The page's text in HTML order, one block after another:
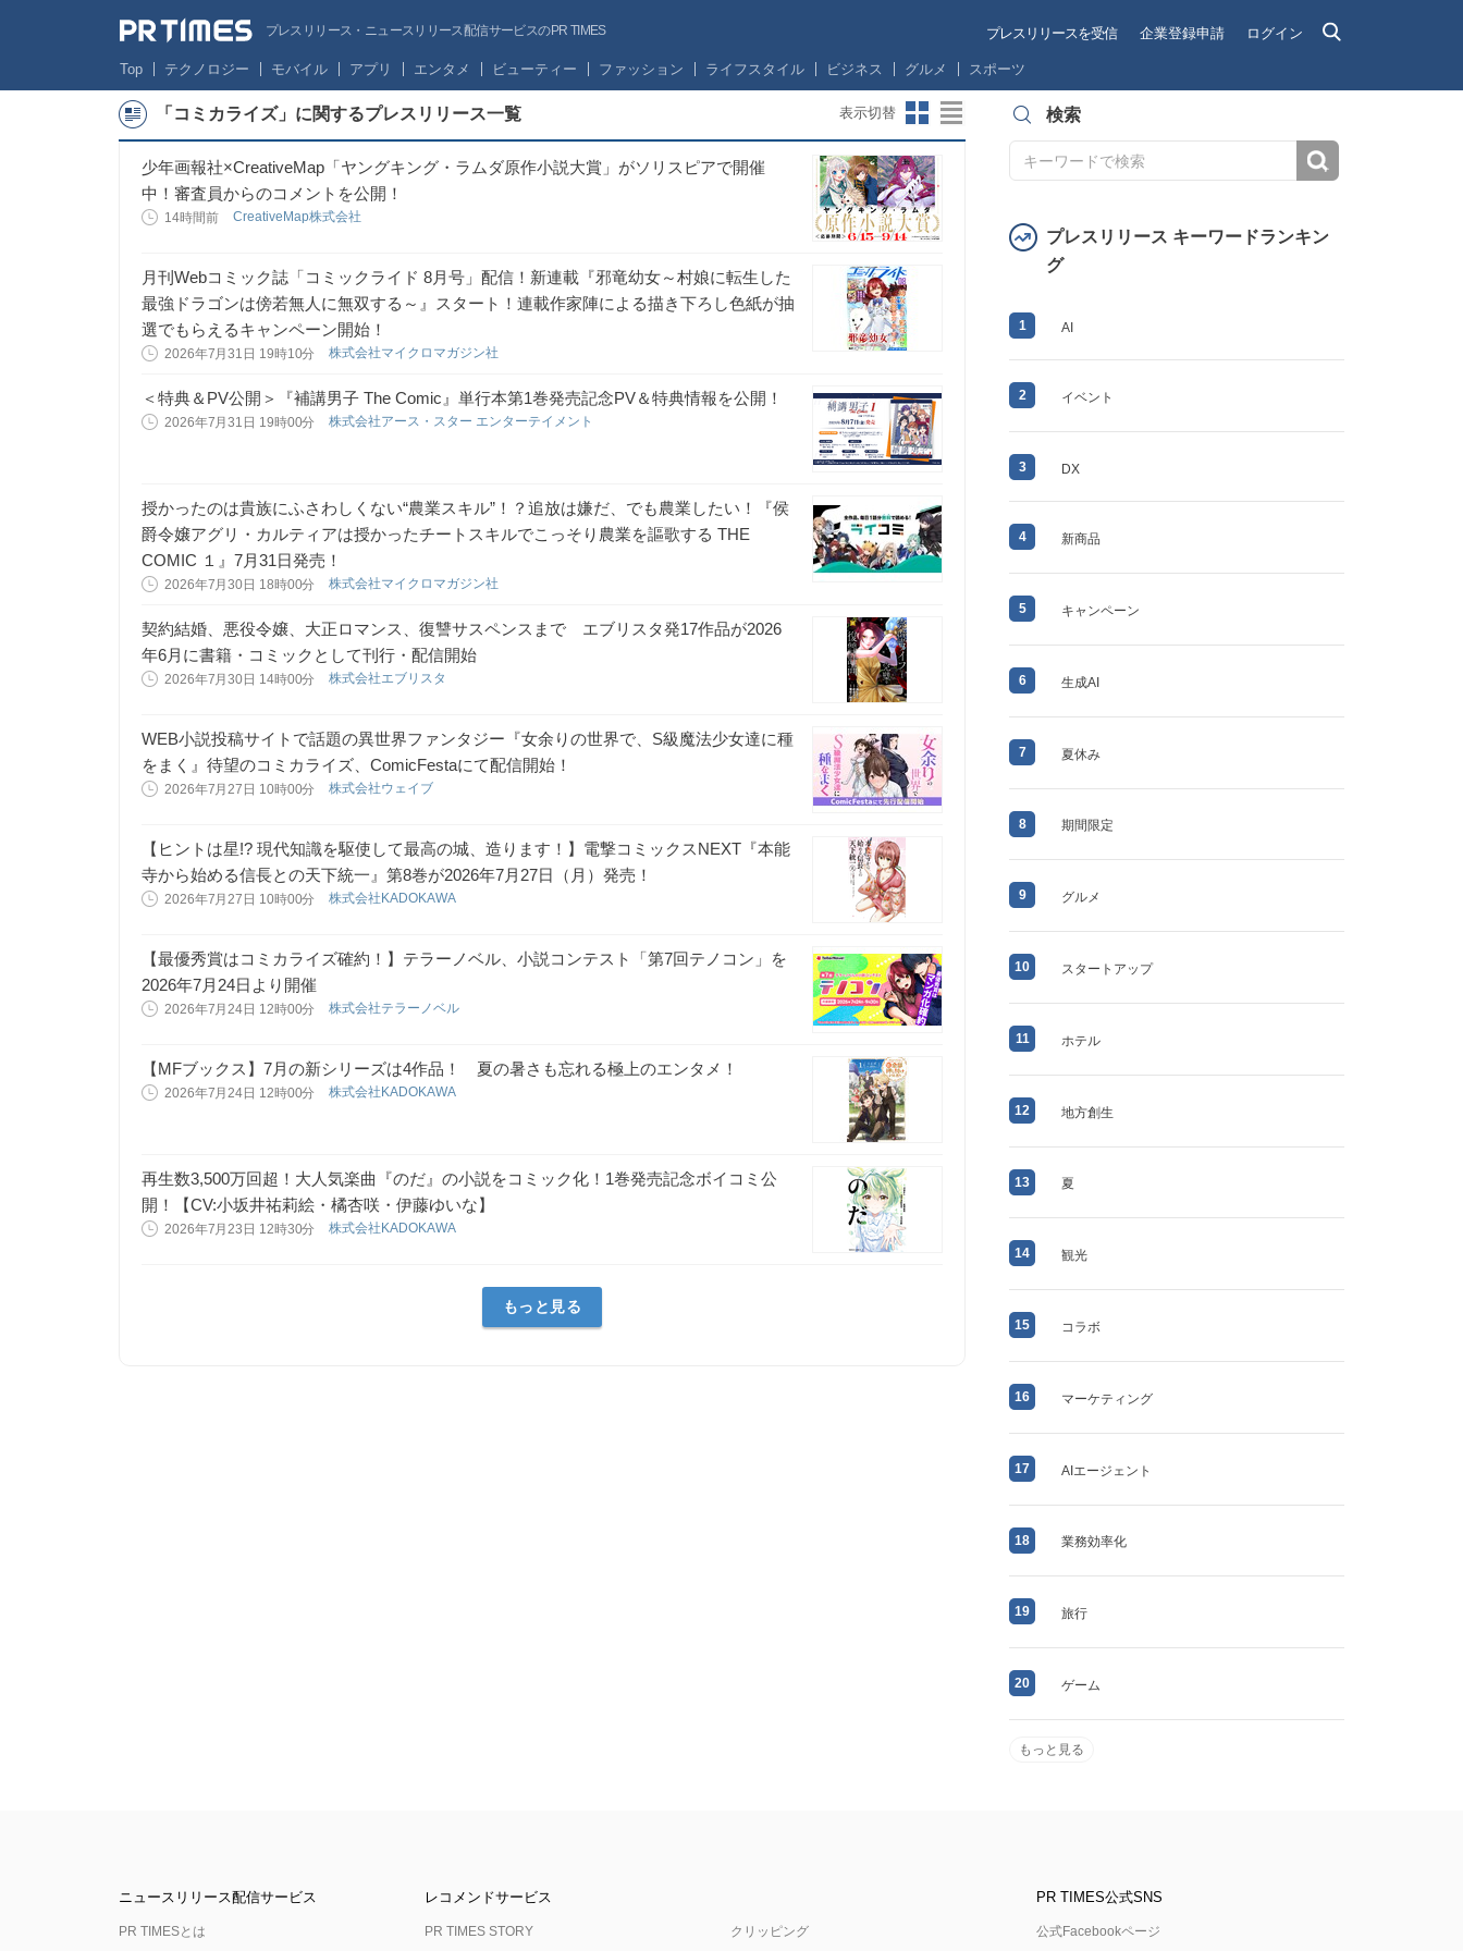
プレスリリース・ニュースリリース配信サービスのPR TIMES プレスリリースを受信 企業登録申請 ログイン
Top テクノロジー モバイル アプリ エンタメ ビューティー ファッション ライフスタイル ビジネス グルメ スポーツ
「コミカライズ」に関するプレスリリース一覧 表示切替
少年画報社×CreativeMap「ヤングキング・ラムダ原作小説大賞」がソリスピアで開催
中！審査員からのコメントを公開！
14時間前 CreativeMap株式会社
月刊Webコミック誌「コミックライド 8月号」配信！新連載『邪竜幼女～村娘に転生した
最強ドラゴンは傍若無人に無双する～』スタート！連載作家陣による描き下ろし色紙が抽
選でもらえるキャンペーン開始！
2026年7月31日 19時10分 株式会社マイクロマガジン社
＜特典＆PV公開＞『補講男子 The Comic』単行本第1巻発売記念PV＆特典情報を公開！
2026年7月31日 19時00分 株式会社アース・スター エンターテイメント
授かったのは貴族にふさわしくない“農業スキル”！？追放は嫌だ、でも農業したい！『侯
爵令嬢アグリ・カルティアは授かったチートスキルでこっそり農業を謳歌する THE
COMIC １』7月31日発売！
2026年7月30日 18時00分 株式会社マイクロマガジン社
契約結婚、悪役令嬢、大正ロマンス、復讐サスペンスまで エブリスタ発17作品が2026
年6月に書籍・コミックとして刊行・配信開始
2026年7月30日 14時00分 株式会社エブリスタ
WEB小説投稿サイトで話題の異世界ファンタジー『女余りの世界で、S級魔法少女達に種
をまく』待望のコミカライズ、ComicFestaにて配信開始！
2026年7月27日 10時00分 株式会社ウェイブ
【ヒントは星!? 現代知識を駆使して最高の城、造ります！】電撃コミックスNEXT『本能
寺から始める信長との天下統一』第8巻が2026年7月27日（月）発売！
2026年7月27日 10時00分 株式会社KADOKAWA
【最優秀賞はコミカライズ確約！】テラーノベル、小説コンテスト「第7回テノコン」を
2026年7月24日より開催
2026年7月24日 12時00分 株式会社テラーノベル
【MFブックス】7月の新シリーズは4作品！ 夏の暑さも忘れる極上のエンタメ！
2026年7月24日 12時00分 株式会社KADOKAWA
再生数3,500万回超！大人気楽曲『のだ』の小説をコミック化！1巻発売記念ボイコミ公
開！【CV:小坂井祐莉絵・橘杏咲・伊藤ゆいな】
2026年7月23日 12時30分 株式会社KADOKAWA
もっと見る
検索
プレスリリース キーワードランキン
グ
1 AI
2 イベント
3 DX
4 新商品
5 キャンペーン
6 生成AI
7 夏休み
8 期間限定
9 グルメ
10 スタートアップ
11 ホテル
12 地方創生
13 夏
14 観光
15 コラボ
16 マーケティング
17 AIエージェント
18 業務効率化
19 旅行
20 ゲーム
もっと見る
ニュースリリース配信サービス
PR TIMESとは
レコメンドサービス
PR TIMES STORY クリッピング
PR TIMES公式SNS
公式Facebookページ